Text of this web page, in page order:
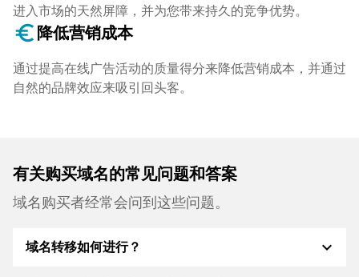
进入市场的天然屏障，并为您带来持久的竞争优势。
euro_symbol 降低营销成本
通过提高在线广告活动的质量得分来降低营销成本，并通过
自然的品牌效应来吸引回头客。
有关购买域名的常见问题和答案
域名购买者经常会问到这些问题。
域名转移如何进行？ expand_more